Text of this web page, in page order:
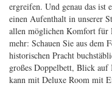
ergreifen. Und genau das ist
einen Aufenthalt in unserer
allen möglichen Komfort für
mehr: Schauen Sie aus dem
historischen Pracht
großes Doppelbett, Blick
kann mit Deluxe Room mit